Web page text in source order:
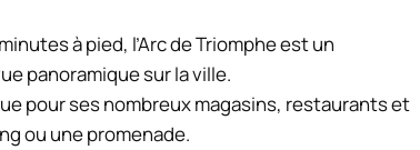
à pied, l’Arc de Triomphe est un
panoramique sur la ville.
pour ses nombreux magasins, restaurants et
ou une promenade.